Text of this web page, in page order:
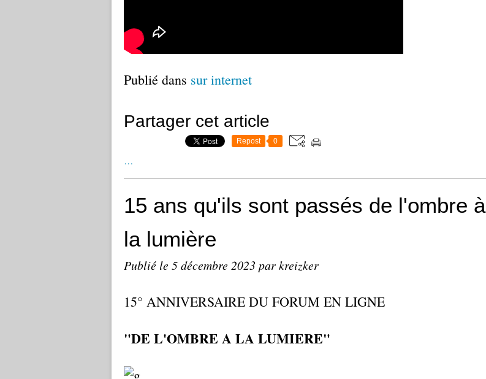
Publié dans sur internet
Partager cet article
Repost 0
…
15 ans qu'ils sont passés de l'ombre à
la lumière
Publié le 5 décembre 2023par kreizker
15° ANNIVERSAIRE DU FORUM EN LIGNE
"DE L'OMBRE A LA LUMIERE"